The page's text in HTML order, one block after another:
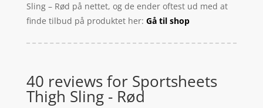
Sling – Rød på nettet, og de ender oftest ud med at
finde tilbud på produktet her: Gå til shop
40 reviews for Sportsheets
Thigh Sling - Rød